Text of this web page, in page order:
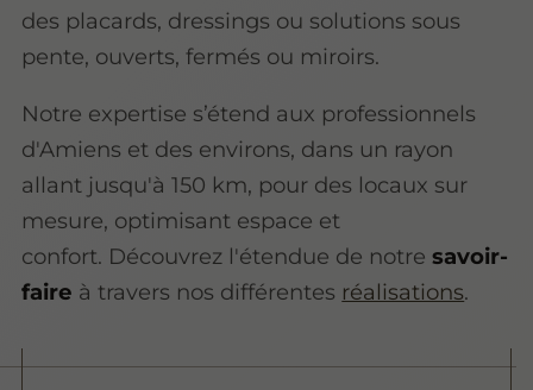
des placards, dressings ou solutions sous
pente, ouverts, fermés ou miroirs.
Notre expertise s’étend aux professionnels
d'Amiens et des environs, dans un rayon
allant jusqu'à 150 km, pour des locaux sur
mesure, optimisant espace et
confort. Découvrez l'étendue de notresavoir-
faire à travers nos différentes réalisations.